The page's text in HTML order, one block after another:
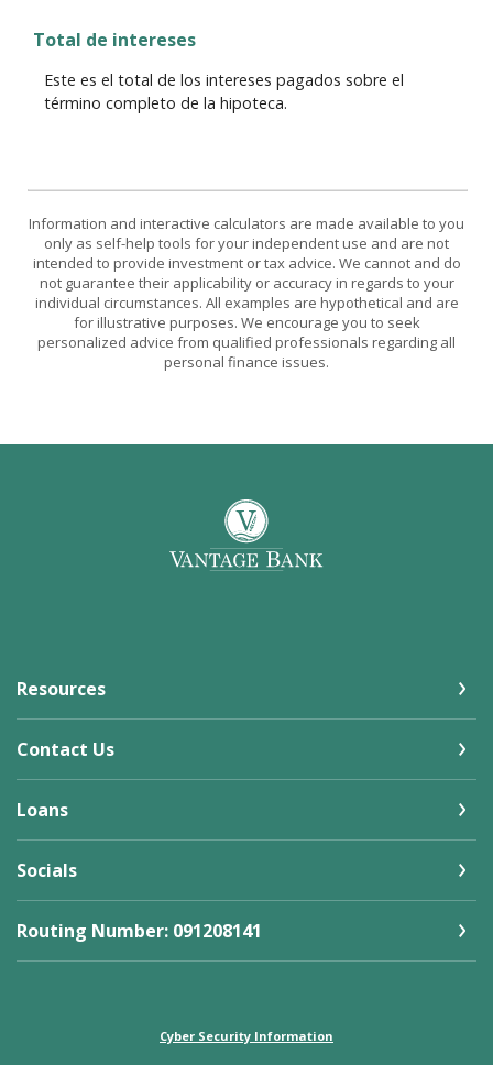
Total de intereses
Este es el total de los intereses pagados sobre el
término completo de la hipoteca.
Information and interactive calculators are made available to you
only as self-help tools for your independent use and are not
intended to provide investment or tax advice. We cannot and do
not guarantee their applicability or accuracy in regards to your
individual circumstances. All examples are hypothetical and are
for illustrative purposes. We encourage you to seek
personalized advice from qualified professionals regarding all
personal finance issues.
Vantage Bank
Resources
Contact Us
Loans
Socials
Routing Number: 091208141
Cyber Security Information